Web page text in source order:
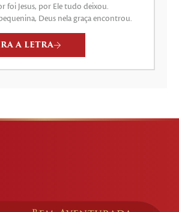
foi Jesus, por Ele tudo deixou.
Deus nela graça encontrou.
A LETRA